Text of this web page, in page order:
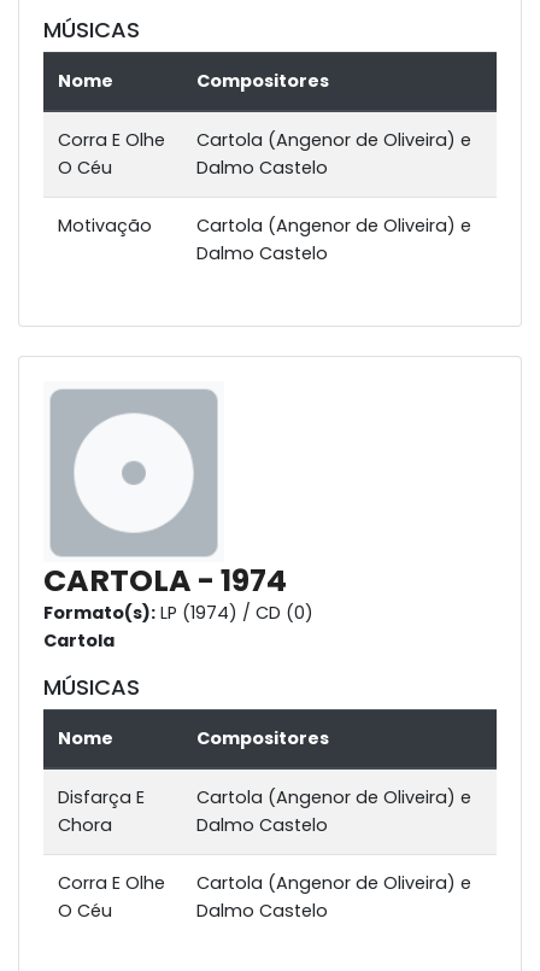
MÚSICAS
Nome Compositores
Corra E Olhe
O Céu
Cartola (Angenor de Oliveira) e
Dalmo Castelo
Motivação
Cartola (Angenor de Oliveira) e
Dalmo Castelo
CARTOLA - 1974
Formato(s): LP (1974) / CD (0)
Cartola
MÚSICAS
Nome Compositores
Disfarça E
Chora
Cartola (Angenor de Oliveira) e
Dalmo Castelo
Corra E Olhe
O Céu
Cartola (Angenor de Oliveira) e
Dalmo Castelo